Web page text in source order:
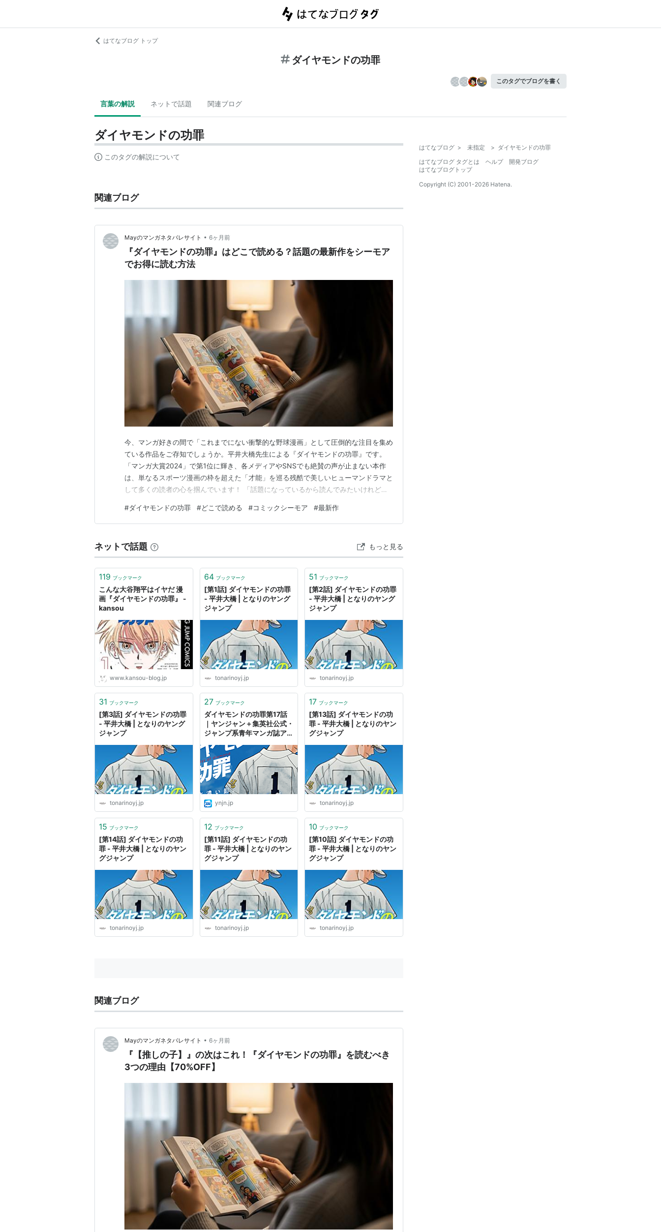
はてなブログ トップ
ダイヤモンドの功罪
このタグでブログを書く
言葉の解説 ネットで話題 関連ブログ
ダイヤモンドの功罪
このタグの解説について
関連ブログ
Mayのマンガネタバレサイト • 6ヶ月前
『ダイヤモンドの功罪』はどこで読める？話題の最新作をシーモア
でお得に読む方法
今、マンガ好きの間で「これまでにない衝撃的な野球漫画」として圧倒的な注目を集め
ている作品をご存知でしょうか。平井大橋先生による『ダイヤモンドの功罪』です。
「マンガ大賞2024」で第1位に輝き、各メディアやSNSでも絶賛の声が止まない本作
は、単なるスポーツ漫画の枠を超えた「才能」を巡る残酷で美しいヒューマンドラマと
して多くの読者の心を掴んでいます！ 「話題になっているから読んでみたいけれど、
いる方も多いはず。結論からお伝えすると、本作を最もお得に、そして快適に楽しむな
らコミックシーモアが最適です。 この記事では、『ダイ…
#ダイヤモンドの功罪 #どこで読める #コミックシーモア #最新作
ネットで話題 もっと見る
119 ブックマーク
こんな大谷翔平はイヤだ 漫
画『ダイヤモンドの功罪』 -
kansou
www.kansou-blog.jp
64 ブックマーク
[第1話] ダイヤモンドの功罪
- 平井大橋 | となりのヤング
ジャンプ
tonarinoyj.jp
51 ブックマーク
[第2話] ダイヤモンドの功罪
- 平井大橋 | となりのヤング
ジャンプ
tonarinoyj.jp
31 ブックマーク
[第3話] ダイヤモンドの功罪
- 平井大橋 | となりのヤング
ジャンプ
tonarinoyj.jp
27 ブックマーク
ダイヤモンドの功罪第17話
｜ヤンジャン＋集英社公式・
ジャンプ系青年マンガ誌アプ
ynjn.jp
17 ブックマーク
[第13話] ダイヤモンドの功
罪 - 平井大橋 | となりのヤン
グジャンプ
tonarinoyj.jp
15 ブックマーク
[第14話] ダイヤモンドの功
罪 - 平井大橋 | となりのヤン
グジャンプ
tonarinoyj.jp
12 ブックマーク
[第11話] ダイヤモンドの功
罪 - 平井大橋 | となりのヤン
グジャンプ
tonarinoyj.jp
10 ブックマーク
[第10話] ダイヤモンドの功
罪 - 平井大橋 | となりのヤン
グジャンプ
tonarinoyj.jp
関連ブログ
Mayのマンガネタバレサイト • 6ヶ月前
『【推しの子】』の次はこれ！『ダイヤモンドの功罪』を読むべき
3つの理由【70%OFF】
はてなブログ > 未指定 > ダイヤモンドの功罪
はてなブログ タグとは
ヘルプ
開発ブログ
はてなブログトップ
Copyright (C) 2001-2026 Hatena.